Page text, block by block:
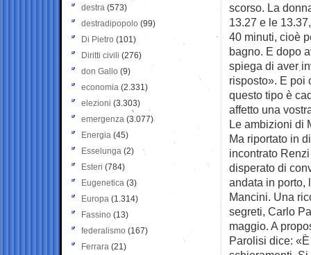
scorso. La
13.27 e le
40 minuti, cioè
bagno. E dopo
spiega di aver
risposto». E poi
questo tipo è
affetto una
Le ambizioni di
Ma riportato in
incontrato
disperato di
andata in porto,
Mancini. Una
segreti, Carlo
maggio. A
Parolisi dice:
destra (573)
destradipopolo (99)
Di Pietro (101)
Diritti civili (276)
don Gallo (9)
economia (2.331)
elezioni (3.303)
emergenza (3.077)
Energia (45)
Esselunga (2)
Esteri (784)
Eugenetica (3)
Europa (1.314)
Fassino (13)
federalismo (167)
Ferrara (21)